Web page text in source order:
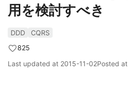
用を検討すべき
DDD
CQRS
825
Last updated at 2015-11-02Posted at